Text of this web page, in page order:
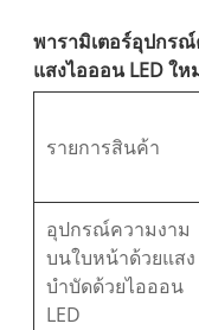
พารามิเตอร์อุปกร
แสงไอออน LED ใ
รายการสินค้า
อุปกรณ์ความงาม
บนใบหน้าด้วยแสง
บำบัดด้วยไอออน
LED